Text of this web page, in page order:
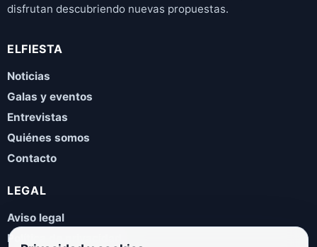
disfrutan descubriendo nuevas propuestas.
ELFIESTA
Noticias
Galas y eventos
Entrevistas
Quiénes somos
Contacto
LEGAL
Aviso legal
Política de privacidad